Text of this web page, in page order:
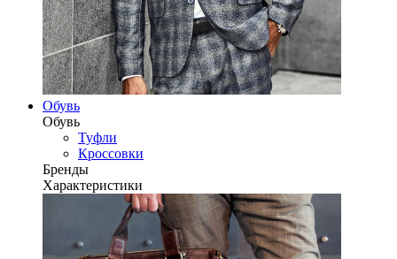
Обувь
Обувь
Туфли
Кроссовки
Бренды
Характеристики